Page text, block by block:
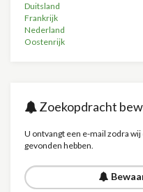
Duitsland
Frankrijk
Nederland
Oostenrijk
Zoekopdracht
U ontvangt een e-mail zodra
gevonden hebben.